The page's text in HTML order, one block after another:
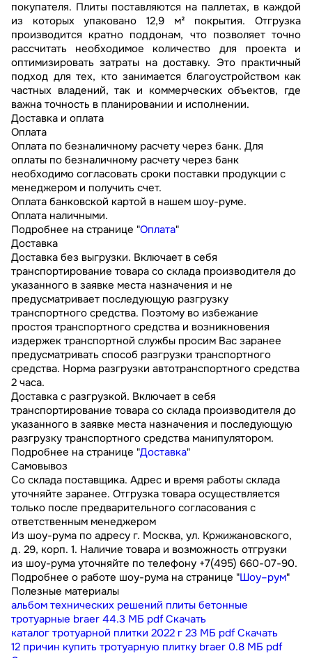
покупателя. Плиты поставляются на паллетах, в каждой
из которых упаковано 12,9 м² покрытия. Отгрузка
производится кратно поддонам, что позволяет точно
рассчитать необходимое количество для проекта и
оптимизировать затраты на доставку. Это практичный
подход для тех, кто занимается благоустройством как
частных владений, так и коммерческих объектов, где
важна точность в планировании и исполнении.
Доставка и оплата
Оплата
Оплата по безналичному расчету через банк. Для
оплаты по безналичному расчету через банк
необходимо согласовать сроки поставки продукции с
менеджером и получить счет.
Оплата банковской картой в нашем шоу-руме.
Оплата наличными.
Подробнее на странице "Оплата"
Доставка
Доставка без выгрузки. Включает в себя
транспортирование товара со склада производителя до
указанного в заявке места назначения и не
предусматривает последующую разгрузку
транспортного средства. Поэтому во избежание
простоя транспортного средства и возникновения
издержек транспортной службы просим Вас заранее
предусматривать способ разгрузки транспортного
средства. Норма разгрузки автотранспортного средства
2 часа.
Доставка с разгрузкой. Включает в себя
транспортирование товара со склада производителя до
указанного в заявке места назначения и последующую
разгрузку транспортного средства манипулятором.
Подробнее на странице "Доставка"
Самовывоз
Со склада поставщика. Адрес и время работы склада
уточняйте заранее. Отгрузка товара осуществляется
только после предварительного согласования с
ответственным менеджером
Из шоу-рума по адресу г. Москва, ул. Кржижановского,
д. 29, корп. 1. Наличие товара и возможность отгрузки
из шоу-рума уточняйте по телефону +7(495) 660-07-90.
Подробнее о работе шоу-рума на странице "Шоу–рум"
Полезные материалы
альбом технических решений плиты бетонные
тротуарные braer 44.3 МБ pdf Скачать
каталог тротуарной плитки 2022 г 23 МБ pdf Скачать
12 причин купить тротуарную плитку braer 0.8 МБ pdf